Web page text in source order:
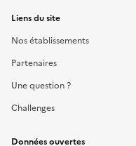
Liens du site
Nos établissements
Partenaires
Une question ?
Challenges
Données ouvertes